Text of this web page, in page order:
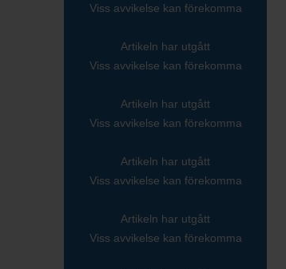
Viss avvikelse kan förekomma
Artikeln har utgått
Viss avvikelse kan förekomma
Artikeln har utgått
Viss avvikelse kan förekomma
Artikeln har utgått
Viss avvikelse kan förekomma
Artikeln har utgått
Viss avvikelse kan förekomma